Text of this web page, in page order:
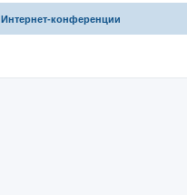
Интернет-конференции